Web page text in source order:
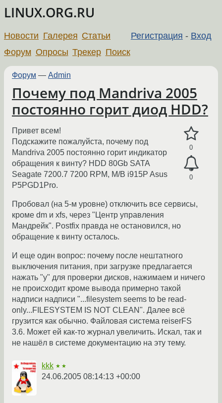
LINUX.ORG.RU
Регистрация - Вход
Новости Галерея Статьи
Форум Опросы Трекер Поиск
Форум — Admin
Почему под Mandriva 2005
постоянно горит диод HDD?
0
0
Привет всем!
Подскажите пожалуйста, почему под
Mandriva 2005 постоянно горит индикатор
обращения к винту? HDD 80Gb SATA
Seagate 7200.7 7200 RPM, M/B i915P Asus
P5PGD1Pro.
Пробовал (на 5-м уровне) отключить все сервисы,
кроме dm и xfs, через "Центр управления
Мандрейк". Postfix правда не остановился, но
обращение к винту осталось.
И еще один вопрос: почему после нештатного
выключения питания, при загрузке предлагается
нажать "y" для проверки дисков, нажимаем и ничего
не происходит кроме вывода примерно такой
надписи надписи "...filesystem seems to be read-
only...FILESYSTEM IS NOT CLEAN". Далее всё
грузится как обычно. Файловая система reiserFS
3.6. Может ей как-то журнал увеличить. Искал, так и
не нашёл в системе документацию на эту тему.
kkk ★★
24.06.2005 08:14:13 +00:00